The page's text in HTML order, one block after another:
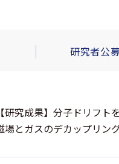
研究者公
【研究成果】分子ドリフ
場とガスのデカップリン